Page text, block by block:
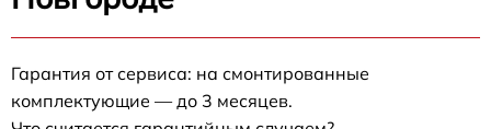
Гарантия от сервиса: на смонтированные
комплектующие — до 3 месяцев.